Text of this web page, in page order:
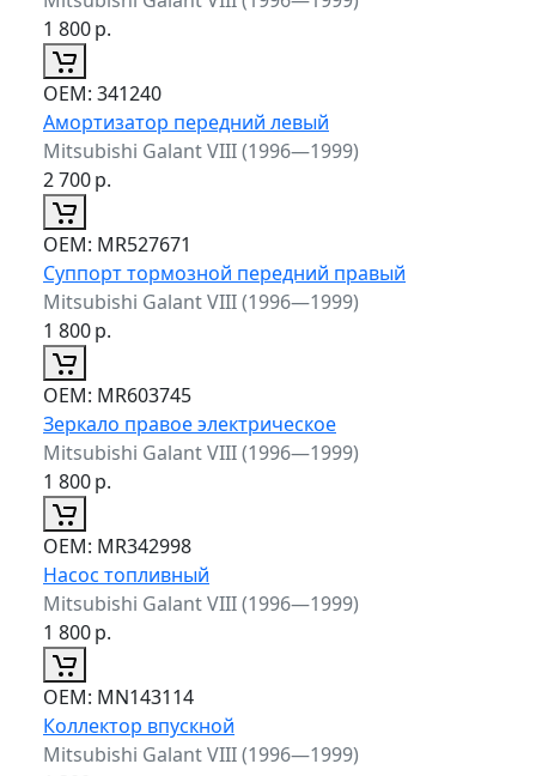
1 800р.
ОЕМ: 341240
Амортизатор передний левый
Mitsubishi Galant VIII (1996—1999)
2 700р.
ОЕМ: MR527671
Суппорт тормозной передний правый
Mitsubishi Galant VIII (1996—1999)
1 800р.
ОЕМ: MR603745
Зеркало правое электрическое
Mitsubishi Galant VIII (1996—1999)
1 800р.
ОЕМ: MR342998
Насос топливный
Mitsubishi Galant VIII (1996—1999)
1 800р.
ОЕМ: MN143114
Коллектор впускной
Mitsubishi Galant VIII (1996—1999)